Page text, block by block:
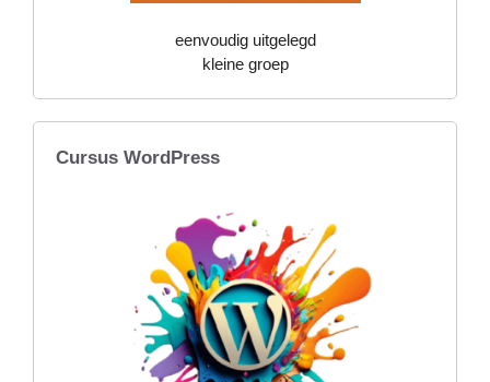
eenvoudig uitgelegd
kleine groep
Cursus WordPress